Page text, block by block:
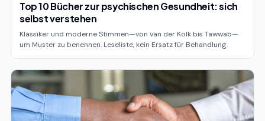
Top 10 Bücher zur psychischen Gesundheit: sich
selbst verstehen
Klassiker und moderne Stimmen—von van der Kolk bis Tawwab—
um Muster zu benennen. Leseliste, kein Ersatz für Behandlung.